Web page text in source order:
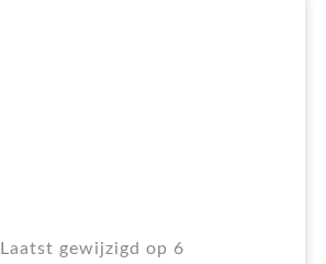
Laatst gewijzigd op 6